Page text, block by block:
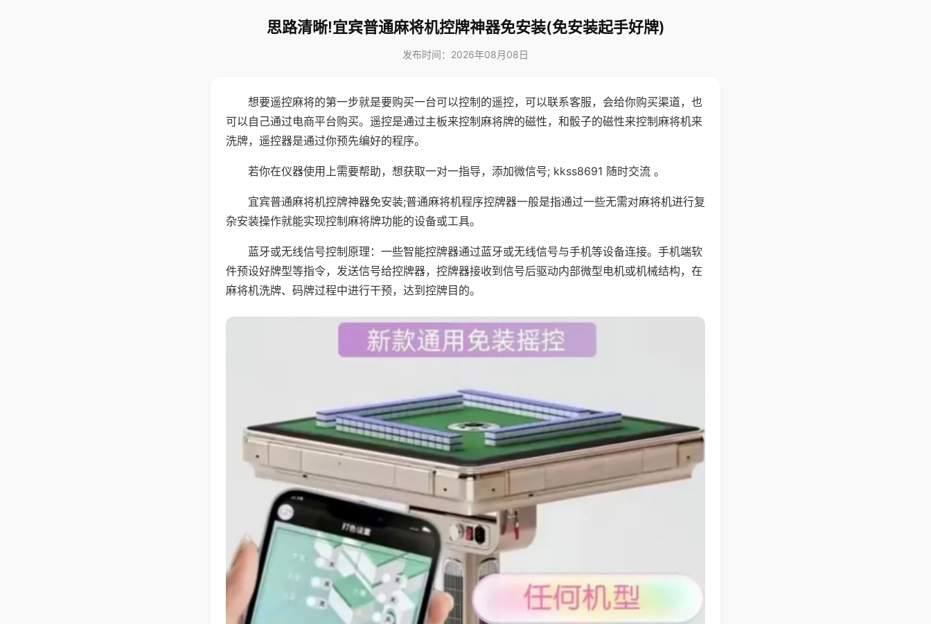
思路清晰!宜宾普通麻将机控牌神器免安装(免安装起手好牌)
发布时间：2026年08月08日
想要遥控麻将的第一步就是要购买一台可以控制的遥控，可以联系客服，会给你购买渠道，也
可以自己通过电商平台购买。遥控是通过主板来控制麻将牌的磁性，和骰子的磁性来控制麻将机来
洗牌，遥控器是通过你预先编好的程序。
若你在仪器使用上需要帮助，想获取一对一指导，添加微信号; kkss8691 随时交流 。
宜宾普通麻将机控牌神器免安装;普通麻将机程序控牌器一般是指通过一些无需对麻将机进行复
杂安装操作就能实现控制麻将牌功能的设备或工具。
蓝牙或无线信号控制原理：一些智能控牌器通过蓝牙或无线信号与手机等设备连接。手机端软
件预设好牌型等指令，发送信号给控牌器，控牌器接收到信号后驱动内部微型电机或机械结构，在
麻将机洗牌、码牌过程中进行干预，达到控牌目的。